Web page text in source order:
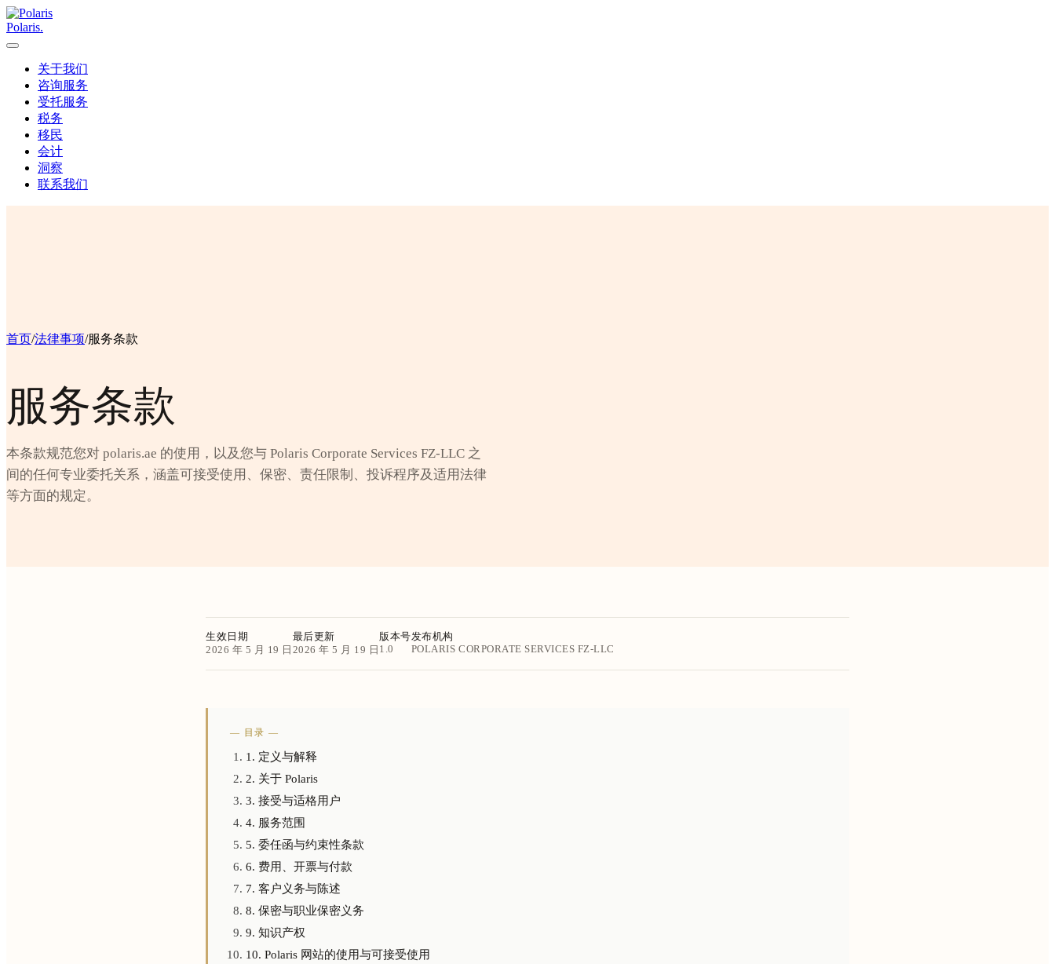
Polaris.
关于我们
咨询服务
受托服务
税务
移民
会计
洞察
联系我们
首页/法律事项/服务条款
服务条款
本条款规范您对 polaris.ae 的使用，以及您与 Polaris Corporate Services FZ-LLC 之
间的任何专业委托关系，涵盖可接受使用、保密、责任限制、投诉程序及适用法律
等方面的规定。
生效日期
2026 年 5 月 19 日
最后更新
2026 年 5 月 19 日
版本号
1.0
发布机构
POLARIS CORPORATE SERVICES FZ-LLC
— 目录 —
1. 定义与解释
2. 关于 Polaris
3. 接受与适格用户
4. 服务范围
5. 委任函与约束性条款
6. 费用、开票与付款
7. 客户义务与陈述
8. 保密与职业保密义务
9. 知识产权
10. Polaris 网站的使用与可接受使用